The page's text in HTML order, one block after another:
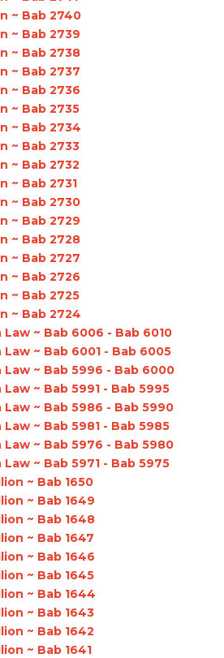
~ Bab 2740
~ Bab 2739
~ Bab 2738
~ Bab 2737
~ Bab 2736
~ Bab 2735
~ Bab 2734
~ Bab 2733
~ Bab 2732
~ Bab 2731
~ Bab 2730
~ Bab 2729
~ Bab 2728
~ Bab 2727
~ Bab 2726
~ Bab 2725
~ Bab 2724
~ Bab 6006 - Bab 6010
~ Bab 6001 - Bab 6005
Law ~ Bab 5996 - Bab 6000
~ Bab 5991 - Bab 5995
Law ~ Bab 5986 - Bab 5990
~ Bab 5981 - Bab 5985
Law ~ Bab 5976 - Bab 5980
~ Bab 5971 - Bab 5975
~ Bab 1650
~ Bab 1649
~ Bab 1648
~ Bab 1647
~ Bab 1646
~ Bab 1645
~ Bab 1644
~ Bab 1643
~ Bab 1642
~ Bab 1641